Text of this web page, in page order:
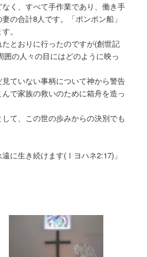
く、すべて手作業であり、働き手
の合計8人です。「ポンポン船」
。
とおりに行ったのですが(創世記
の人々の目にはどのように映っ
ていない事柄について神から警告
で家族の救いのために箱舟を造っ
て、この世の歩みからの決別でも
に生き続けます(Ⅰヨハネ2:17)」